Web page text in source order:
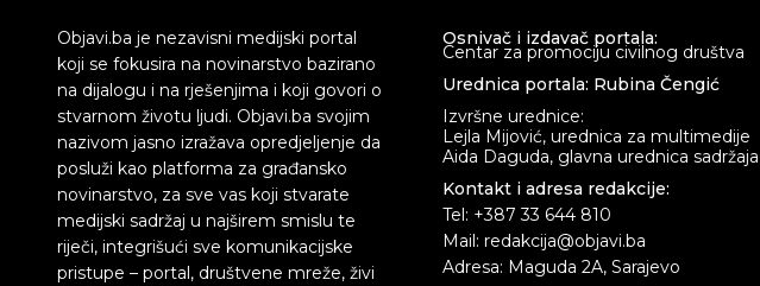
Objavi.ba je nezavisni medijski portal
koji se fokusira na novinarstvo bazirano
na dijalogu i na rješenjima i koji govori o
stvarnom životu ljudi. Objavi.ba svojim
nazivom jasno izražava opredjeljenje da
posluži kao platforma za građansko
novinarstvo, za sve vas koji stvarate
medijski sadržaj u najširem smislu te
riječi, integrišući sve komunikacijske
pristupe – portal, društvene mreže, živi
Osnivač i izdavač portala:
Centar za promociju civilnog društva
Urednica portala: Rubina Čengić
Izvršne urednice:
Lejla Mijović, urednica za multimedije
Aida Daguda, glavna urednica sadržaja
Kontakt i adresa redakcije:
Tel: +387 33 644 810
Mail: redakcija@objavi.ba
Adresa: Maguda 2A, Sarajevo